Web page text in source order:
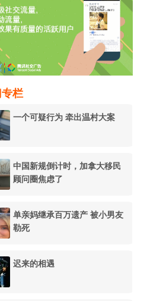
栏
一个可疑行为 牵出温村大案
中国新规倒计时，加拿大移民
顾问圈焦虑了
单亲妈继承百万遗产 被小男友
勒死
迟来的相遇